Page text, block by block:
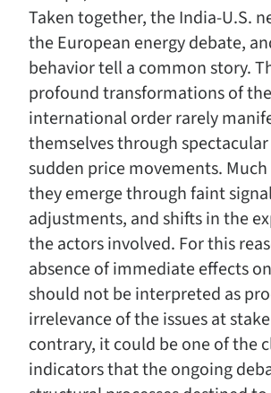
Taken together, the India-U.S.
the European energy debate,
behavior tell a common story.
profound transformations of the
international order rarely
themselves through
sudden price movements.
they emerge through faint
adjustments, and shifts in the
the actors involved. For this
absence of immediate effects
should not be interpreted as
irrelevance of the issues at
contrary, it could be one of the
indicators that the ongoing